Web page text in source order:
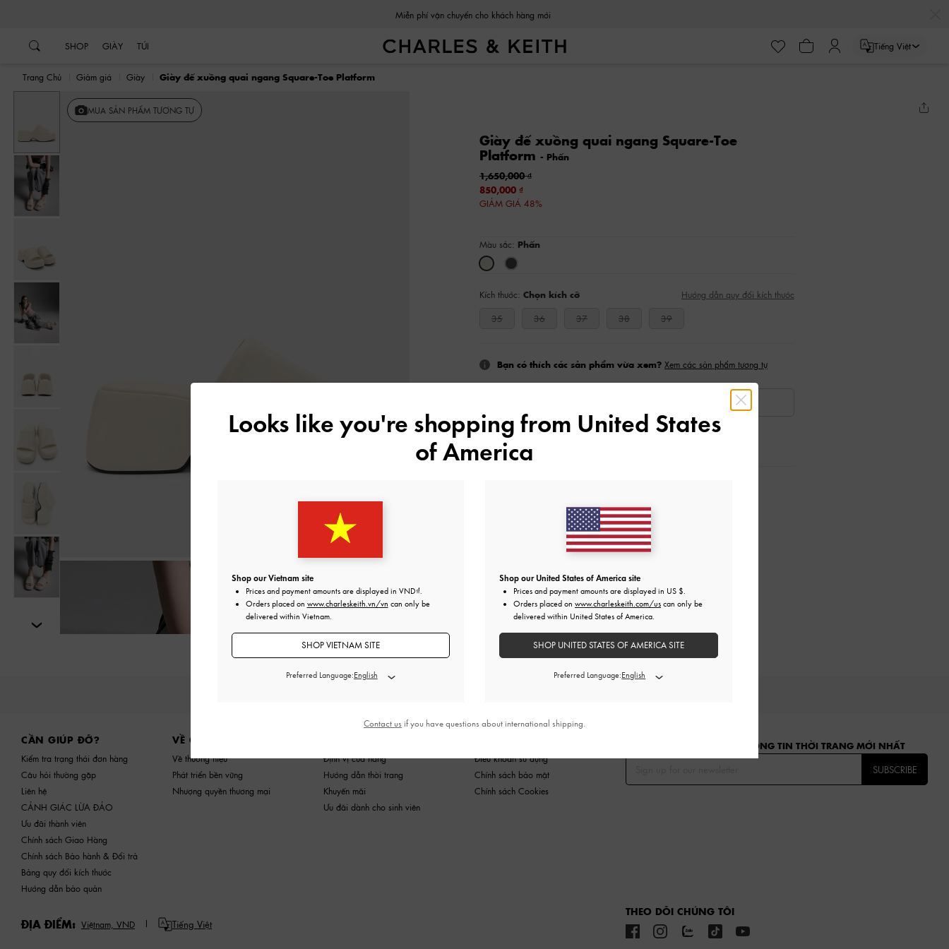
Miễn phí vận chuyển cho khách hàng mới
SHOP GIÀY TÚI Tiếng Việt
Trang Chủ Giảm giá Giày Giày đế xuồng quai ngang Square-Toe Platform
Tiếp theo
MUA SẢN PHẨM TƯƠNG TỰ
Giày đế xuồng quai ngang Square-Toe
Platform - Phấn
1,650,000
850,000
GIẢM GIÁ 48%
Màu sắc: Phấn
Kích thước: Chọn kích cỡ
Hướng dẫn quy đổi kích thước
35
36 37 38 39
Bạn có thích các sản phẩm vừa xem? Xem các sản phẩm tương tự
Thêm vào Danh sách yêu thích
Vận chuyển & trả hàng
CẦN GIÚP ĐỠ?
Kiểm tra trạng thái đơn hàng
Câu hỏi thường gặp
Liên hệ
CẢNH GIÁC LỪA ĐẢO
Ưu đãi thành viên
Chính sách Giao Hàng
Chính sách Bảo hành & Đổi trả
Bảng quy đổi kích thước
Hướng dẫn bảo quản
VỀ CHÚNG TÔI
Về thương hiệu
Phát triển bền vững
Nhượng quyền thương mại
Định vị cửa hàng
Hướng dẫn thời trang
Khuyến mãi
Ưu đãi dành cho sinh viên
Điều khoản sử dụng
Chính sách bảo mật
Chính sách Cookies
ĐĂNG KÝ ĐỂ NHẬN CÁC THÔNG TIN THỜI TRANG MỚI NHẤT
SUBSCRIBE
ĐỊA ĐIỂM: Việtnam, VND Tiếng Việt
THEO DÕI CHÚNG TÔI
Looks like you're shopping from United States
of America
Shop our Vietnam site
Prices and payment amounts are displayed in VND .
Orders placed on www.charleskeith.vn/vn can only be
delivered within Vietnam.
SHOP VIETNAM SITE
Preferred Language:
Shop our United States of America site
Prices and payment amounts are displayed in US $
Orders placed on www.charleskeith.com/us can only be
delivered within United States of America.
SHOP UNITED STATES OF AMERICA SITE
Preferred Language:
Contact us if you have questions about international shipping.